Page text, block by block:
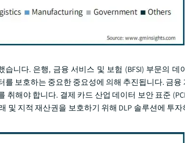
니다. 은행, 금융 서비스 및 보험 (BFSI) 부문의 데
보호하는 중요한 중요성에 의해 추진됩니다. 금융
해야 합니다. 결제 카드 산업 데이터 보안 표준 (PCI
지적 재산권을 보호하기 위해 DLP 솔루션에 투자